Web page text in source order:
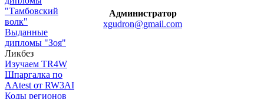
"Тамбовский
волк"
Выданные
дипломы "Зоя"
Ликбез
Изучаем TR4W
Шпаргалка по
AAtest от RW3AI
Коды регионов
Администратор
xgudron@gmail.com